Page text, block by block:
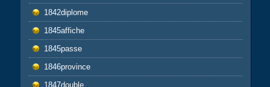
1842diplome
1845affiche
1845passe
1846province
1847double